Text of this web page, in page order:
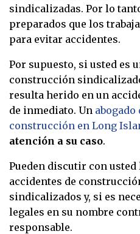
sindicalizadas. Por lo
preparados que los
para evitar accidentes.
Por supuesto, si usted es
construcción
resulta herido en un
de inmediato. Un abogado
construcción en Long
atención a su caso.
Pueden discutir con
accidentes de
sindicalizados y, si es
legales en su nombre
responsable.